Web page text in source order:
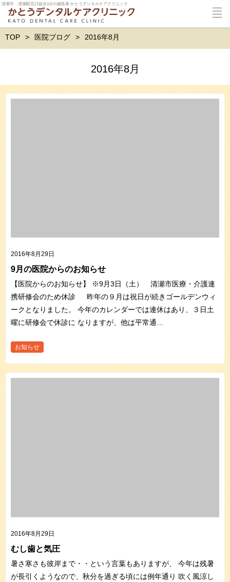
清瀬市・清瀬駅北口徒歩1分の歯医者 かとうデンタルケアクリニック
TOP 医院ブログ 2016年8月
2016年8月
2016年8月29日
9月の医院からのお知らせ
【医院からのお知らせ】 ※9月3日（土） 清瀬市医療・介護連
携研修会のため休診 昨年の９月は祝日が続きゴールデンウィ
ークとなりました。 今年のカレンダーでは連休はあり、３日土
曜に研修会で休診に なりますが、他は平常通…
お知らせ
2016年8月29日
むし歯と気圧
暑さ寒さも彼岸まで・・という言葉もありますが、 今年は残暑
が長引くようなので、秋分を過ぎる頃には例年通り 吹く風涼し